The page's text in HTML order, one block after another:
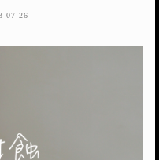
07-26